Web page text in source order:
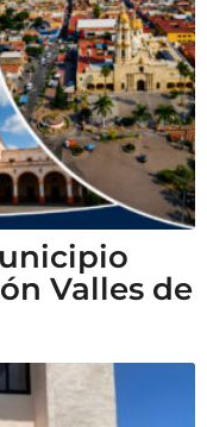
Valles de